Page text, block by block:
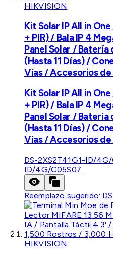
HIKVISION
Kit Solar IP All in
+ PIR) / Bala IP 4
Panel Solar /
(Hasta 11 Días) /
Vías / Accesorios
Kit Solar IP All in
+ PIR) / Bala IP 4
Panel Solar /
(Hasta 11 Días) /
Vías / Accesorios
DS-2XS2T41G1-ID/
ID/4G/C05S07
Reemplazo sugerido:
HIKVISION